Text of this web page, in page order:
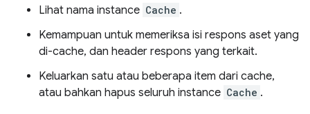
Lihat nama instance Cache .
Kemampuan untuk memeriksa isi respons aset yang
di-cache, dan header respons yang terkait.
Keluarkan satu atau beberapa item dari cache,
atau bahkan hapus seluruh instance Cache .